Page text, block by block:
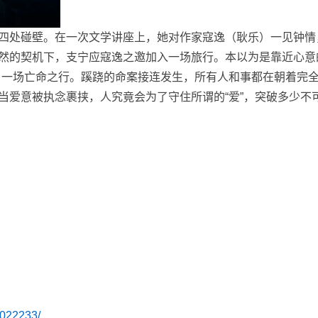
处碰壁。在一次文学讲座上，她对作家寇逸（耿乐）一见钟
契机下，支宁应寇逸之邀加入一场旅行。本以为是靠近心意
场亡命之行。蹊跷的命案接连发生，所有人和事都在朝着完
意被执念裹挟，人究竟会为了守住所谓的“爱”，突破多少不